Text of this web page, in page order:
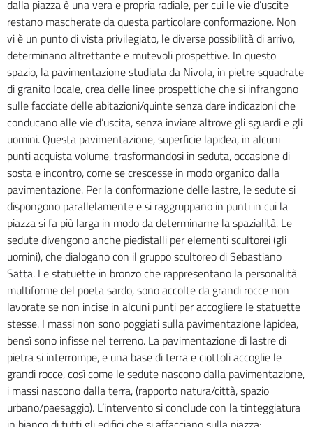
dalla piazza è una vera e propria radiale, per cui le vie d’uscite
restano mascherate da questa particolare conformazione. Non
vi è un punto di vista privilegiato, le diverse possibilità di arrivo,
determinano altrettante e mutevoli prospettive. In questo
spazio, la pavimentazione studiata da Nivola, in pietre squadrate
di granito locale, crea delle linee prospettiche che si infrangono
sulle facciate delle abitazioni/quinte senza dare indicazioni che
conducano alle vie d’uscita, senza inviare altrove gli sguardi e gli
uomini. Questa pavimentazione, superficie lapidea, in alcuni
punti acquista volume, trasformandosi in seduta, occasione di
sosta e incontro, come se crescesse in modo organico dalla
pavimentazione. Per la conformazione delle lastre, le sedute si
dispongono parallelamente e si raggruppano in punti in cui la
piazza si fa più larga in modo da determinarne la spazialità. Le
sedute divengono anche piedistalli per elementi scultorei (gli
uomini), che dialogano con il gruppo scultoreo di Sebastiano
Satta. Le statuette in bronzo che rappresentano la personalità
multiforme del poeta sardo, sono accolte da grandi rocce non
lavorate se non incise in alcuni punti per accogliere le statuette
stesse. I massi non sono poggiati sulla pavimentazione lapidea,
bensì sono infisse nel terreno. La pavimentazione di lastre di
pietra si interrompe, e una base di terra e ciottoli accoglie le
grandi rocce, così come le sedute nascono dalla pavimentazione,
i massi nascono dalla terra, (rapporto natura/città, spazio
urbano/paesaggio). L’intervento si conclude con la tinteggiatura